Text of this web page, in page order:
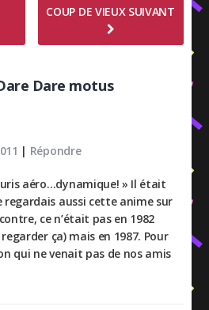
COUP DE VIEUX SUIVANT
Dare motus
| Répondre
aéro…dynamique! » Il était
regardais aussi cette anime sur
ce n’était pas en 1982
ça) mais en 1987. Pour
qui ne venait pas de nos amis